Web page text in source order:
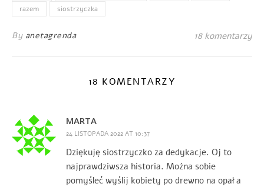
razem
siostrzyczka
By anetagrenda 18 komentarzy
18 KOMENTARZY
MARTA
24 LISTOPADA 2022 AT 10:37
Dziękuję siostrzyczko za dedykacje. Oj to
najprawdziwsza historia. Można sobie
pomyśleć wyślij kobiety po drewno na opał a